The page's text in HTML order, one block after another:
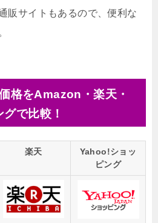
販サイトもあるので、便利な
格をAmazon・楽天・
で比較！
楽天
Yahoo!ショッ
ピング